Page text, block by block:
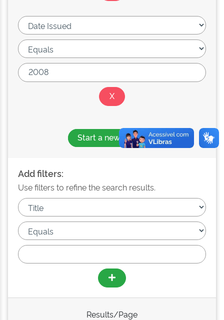
Start a new search
Add filters:
Use filters to refine the search results.
Results/Page